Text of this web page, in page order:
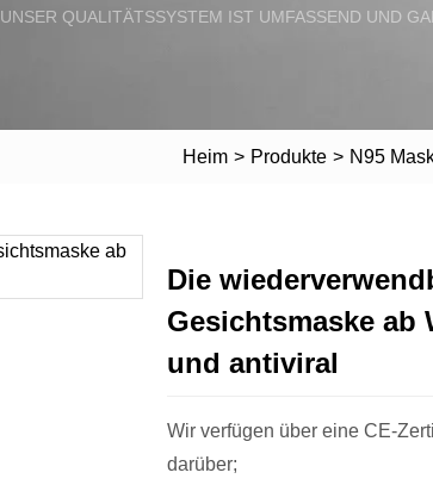
UNSER QUALITÄTSSYSTEM IST UMFASSEND UND
Heim > Produkte > N95
Die
Gesichtsmaske ab
und antiviral
Wir verfügen über eine CE-
darüber;